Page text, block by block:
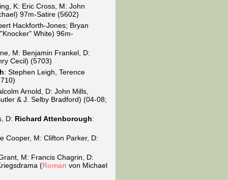
K: Eric Cross, M: John
97m-Satire (5602)
Hackforth-Jones; Bryan
White) 96m-
M: Benjamin Frankel, D:
Cecil) (5703)
: Stephen Leigh, Terence
Arnold, D: John Mills,
& J. Selby Bradford) (04-08;
D: Richard Attenborough:
Cooper, M: Clifton Parker, D:
M: Francis Chagrin, D:
(Roman von Michael